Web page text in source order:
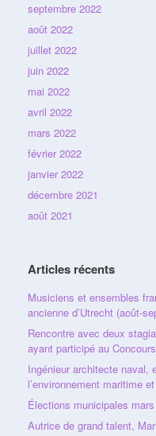
septembre 2022
août 2022
juillet 2022
juin 2022
mai 2022
avril 2022
mars 2022
février 2022
janvier 2022
décembre 2021
août 2021
Articles récents
Musiciens et ensembles
ancienne d’Utrecht (août-
Rencontre avec deux
ayant participé au
Ingénieur architecte naval,
l’environnement maritime
Élections municipales
Autrice de grand talent,